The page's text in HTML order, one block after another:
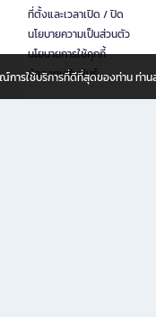
ที่ตั้งและเวลาเปิด / ปิด
นโยบายความเป็นส่วนตัว
นโยบายการใช้คุกกี้
นักลงทุนสัมพันธ์
การใช้บริการที่ดีที่สุดของท่าน ท่